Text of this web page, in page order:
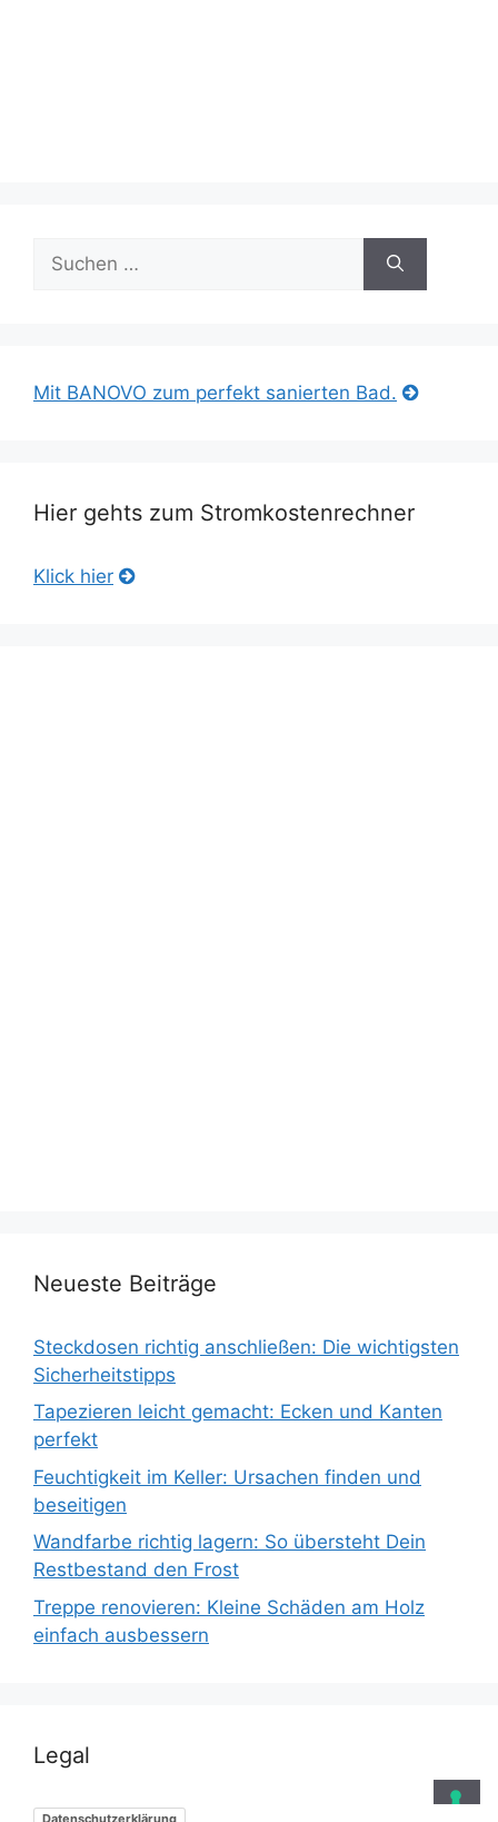
nach:
Mit BANOVO zum perfekt sanierten Bad.
Hier gehts zum Stromkostenrechner
Klick hier
Neueste Beiträge
Steckdosen richtig anschließen: Die wichtigsten
Sicherheitstipps
Tapezieren leicht gemacht: Ecken und Kanten
perfekt
Feuchtigkeit im Keller: Ursachen finden und
beseitigen
Wandfarbe richtig lagern: So übersteht Dein
Restbestand den Frost
Treppe renovieren: Kleine Schäden am Holz
einfach ausbessern
Legal